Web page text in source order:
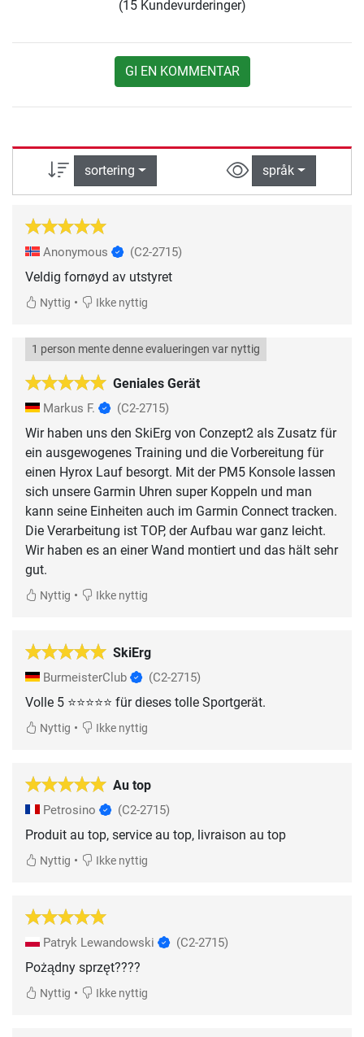
(15 Kundevurderinger)
GI EN KOMMENTAR
sortering språk
Anonymous (C2-2715)
Veldig fornøyd av utstyret
Nyttig • Ikke nyttig
Geniales Gerät
1 person mente denne evalueringen var nyttig
Markus F. (C2-2715)
Wir haben uns den SkiErg von Conzept2 als Zusatz für
ein ausgewogenes Training und die Vorbereitung für
einen Hyrox Lauf besorgt. Mit der PM5 Konsole lassen
sich unsere Garmin Uhren super Koppeln und man
kann seine Einheiten auch im Garmin Connect tracken.
Die Verarbeitung ist TOP, der Aufbau war ganz leicht.
Wir haben es an einer Wand montiert und das hält sehr
gut.
Nyttig • Ikke nyttig
SkiErg
BurmeisterClub (C2-2715)
Volle 5 ⭐️⭐️⭐️⭐️⭐️ für dieses tolle Sportgerät.
Nyttig • Ikke nyttig
Au top
Petrosino (C2-2715)
Produit au top, service au top, livraison au top
Nyttig • Ikke nyttig
Patryk Lewandowski (C2-2715)
Pożądny sprzęt????
Nyttig • Ikke nyttig